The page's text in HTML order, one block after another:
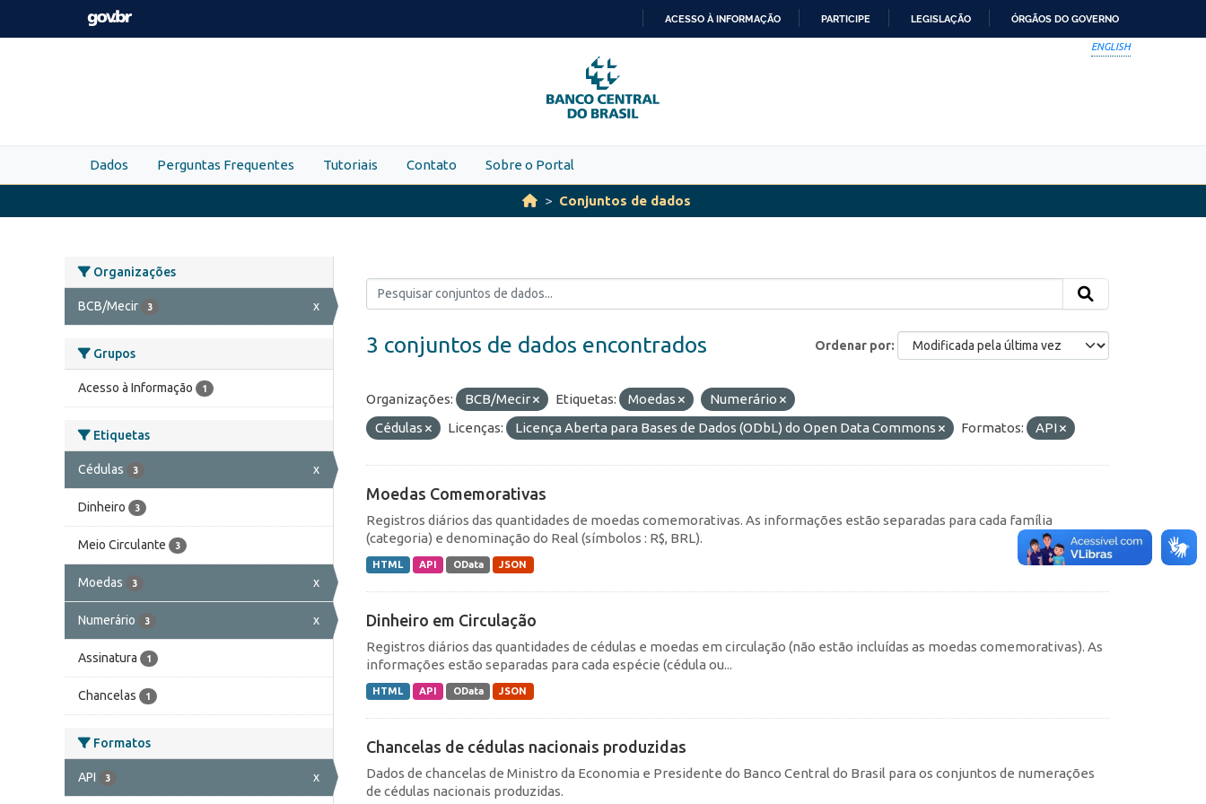
Skip to main content
PARA
O
CONTEÚDO
ACESSO À INFORMAÇÃO PARTICIPE LEGISLAÇÃO ÓRGÃOS DO GOVERNO
ENGLISH
Dados Perguntas Frequentes Tutoriais Contato Sobre o Portal
Conjuntos de dados
Organizações
BCB/Mecir 3 x
Grupos
Acesso à Informação 1
Etiquetas
Cédulas 3 x
Dinheiro 3
Meio Circulante 3
Moedas 3 x
Numerário 3 x
Assinatura 1
Chancelas 1
Formatos
API 3 x
Ordenar por
3 conjuntos de dados encontrados
Organizações: BCB/Mecir Etiquetas: Moedas
Numerário
Cédulas
Licenças: Licença Aberta para Bases de Dados (ODbL) do Open Data Commons Formatos: API
Moedas Comemorativas
Registros diários das quantidades de moedas comemorativas. As informações estão separadas para cada família
(categoria) e denominação do Real (símbolos : R$, BRL).
HTML API OData JSON
Dinheiro em Circulação
Registros diários das quantidades de cédulas e moedas em circulação (não estão incluídas as moedas comemorativas). As
informações estão separadas para cada espécie (cédula ou...
HTML API OData JSON
Chancelas de cédulas nacionais produzidas
Dados de chancelas de Ministro da Economia e Presidente do Banco Central do Brasil para os conjuntos de numerações
de cédulas nacionais produzidas.